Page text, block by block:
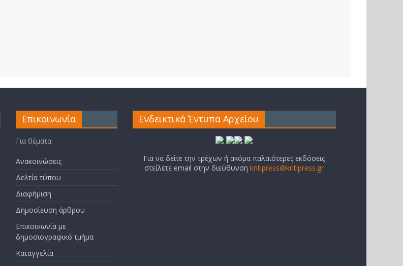
Επικοινωνία
Για θέματα:
Ανακοινώσεις
Δελτία τύπου
Διαφήμιση
Δημοσίευση άρθρου
Επικοινωνία με
δημοσιογραφικό τμήμα
Καταγγελία
Ενδεικτικά Έντυπα Αρχείου
Για να δείτε την τρέχων ή ακόμα παλαιότερες εκδόσεις
στείλετε email στην διεύθυνσηkritipress@kritipress.gr